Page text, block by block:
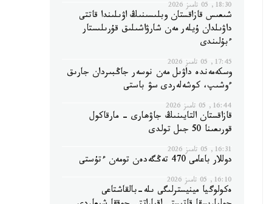
18:30, 05 تامىز 2026
شىعىس قازاقستان وبلىسىنىڭ اۋىلىندا قاتتى
داۋىلدان ۇيلەر مەن شارۋاشىلىق قۇرىلىستار
ءبۇلىندى
17:45, 05 تامىز 2026
وسكەمەندە داۋىل مەن نوسەر جاڭبىردان جارىق
ءوشىپ، كوشەلەردى سۋ باستى
16:44, 05 تامىز 2026
قازاقستان التايىنىڭ جاۋھارى - مارقاكول
قورىعىنا 50 جىل تولدى
16:31, 05 تامىز 2026
دوللار باعامى 470 تەڭگەدەن تومەن ءتۇستى
16:10, 05 تامىز 2026
ەكولوگيا مينيسترلىگى ىلە-بالقاشتاعى